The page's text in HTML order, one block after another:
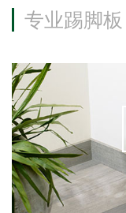
专业踢脚板